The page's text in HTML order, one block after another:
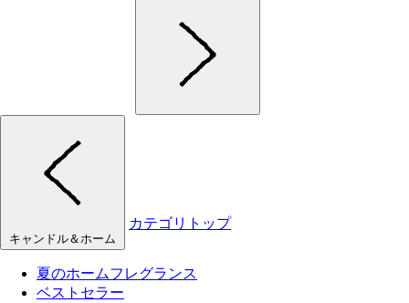
キャンドル＆ホーム
カテゴリトップ
夏のホームフレグランス
ベストセラー